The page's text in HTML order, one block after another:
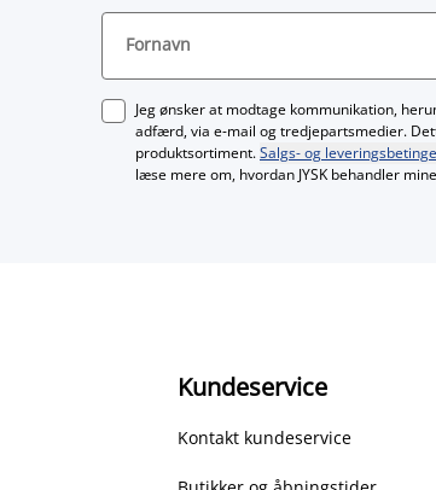
Fornavn
Jeg ønsker at modtage kommunikation,
adfærd, via e‑mail og tredjepartsmedier.
produktsortiment.Salgs- og
læse mere om, hvordan JYSK behandler
Kundeservice
Kontakt kundeservice